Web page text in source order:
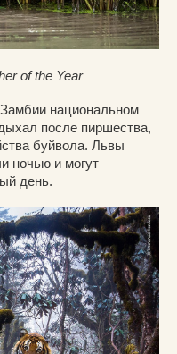
of the Year
национальном
после пиршества,
буйвола. Львы
ночью и могут
день.